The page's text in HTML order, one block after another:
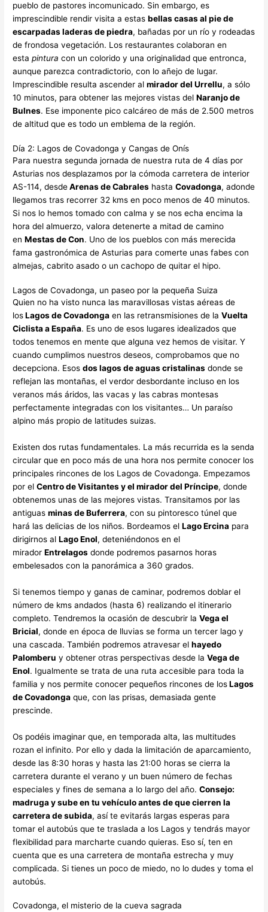
pueblo de pastores incomunicado. Sin embargo, es
imprescindible rendir visita a estasbellas casas al pie de
escarpadas laderas de piedra, bañadas por un río y rodeadas
de frondosa vegetación. Los restaurantes colaboran en
estapintura con un colorido y una originalidad que entronca,
aunque parezca contradictorio, con lo añejo de lugar.
Imprescindible resulta ascender almirador del Urrellu, a sólo
10 minutos, para obtener las mejores vistas delNaranjo de
Bulnes. Ese imponente pico calcáreo de más de 2.500 metros
de altitud que es todo un emblema de la región.
Día 2: Lagos de Covadonga y Cangas de Onís
Para nuestra segunda jornada de nuestra ruta de 4 días por
Asturias nos desplazamos por la cómoda carretera de interior
AS-114, desdeArenas de Cabrales hastaCovadonga, adonde
llegamos tras recorrer 32 kms en poco menos de 40 minutos.
Si nos lo hemos tomado con calma y se nos echa encima la
hora del almuerzo, valora detenerte a mitad de camino
enMestas de Con. Uno de los pueblos con más merecida
fama gastronómica de Asturias para comerte unas fabes con
almejas, cabrito asado o un cachopo de quitar el hipo.
Lagos de Covadonga, un paseo por la pequeña Suiza
Quien no ha visto nunca las maravillosas vistas aéreas de
losLagos de Covadonga en las retransmisiones de laVuelta
Ciclista a España. Es uno de esos lugares idealizados que
todos tenemos en mente que alguna vez hemos de visitar. Y
cuando cumplimos nuestros deseos, comprobamos que no
decepciona. Esosdos lagos de aguas cristalinas donde se
reflejan las montañas, el verdor desbordante incluso en los
veranos más áridos, las vacas y las cabras montesas
perfectamente integradas con los visitantes… Un paraíso
alpino más propio de latitudes suizas.
Existen dos rutas fundamentales. La más recurrida es la senda
circular que en poco más de una hora nos permite conocer los
principales rincones de los Lagos de Covadonga. Empezamos
por elCentro de Visitantes y el mirador del Príncipe, donde
obtenemos unas de las mejores vistas. Transitamos por las
antiguasminas de Buferrera, con su pintoresco túnel que
hará las delicias de los niños. Bordeamos elLago Ercina para
dirigirnos alLago Enol, deteniéndonos en el
miradorEntrelagos donde podremos pasarnos horas
embelesados con la panorámica a 360 grados.
Si tenemos tiempo y ganas de caminar, podremos doblar el
número de kms andados (hasta 6) realizando el itinerario
completo. Tendremos la ocasión de descubrir laVega el
Bricial, donde en época de lluvias se forma un tercer lago y
una cascada. También podremos atravesar elhayedo
Palomberu y obtener otras perspectivas desde laVega de
Enol. Igualmente se trata de una ruta accesible para toda la
familia y nos permite conocer pequeños rincones de losLagos
de Covadonga que, con las prisas, demasiada gente
prescinde.
Os podéis imaginar que, en temporada alta, las multitudes
rozan el infinito. Por ello y dada la limitación de aparcamiento,
desde las 8:30 horas y hasta las 21:00 horas se cierra la
carretera durante el verano y un buen número de fechas
especiales y fines de semana a lo largo del año.Consejo:
madruga y sube en tu vehículo antes de que cierren la
carretera de subida, así te evitarás largas esperas para
tomar el autobús que te traslada a los Lagos y tendrás mayor
flexibilidad para marcharte cuando quieras. Eso sí, ten en
cuenta que es una carretera de montaña estrecha y muy
complicada. Si tienes un poco de miedo, no lo dudes y toma el
autobús.
Covadonga, el misterio de la cueva sagrada